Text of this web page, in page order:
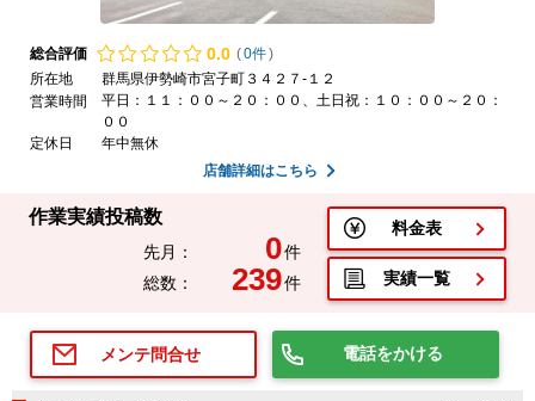
総合評価 0.0 (0件)
所在地
群馬県伊勢崎市宮子町３４２７-１２
営業時間
平日：１１：００～２０：００、土日祝：１０：００～２０：
００
定休日
年中無休
店舗詳細はこちら
作業実績投稿数
先月： 0件
総数：
239件
料金表
実績一覧
メンテ問合せ 電話をかける